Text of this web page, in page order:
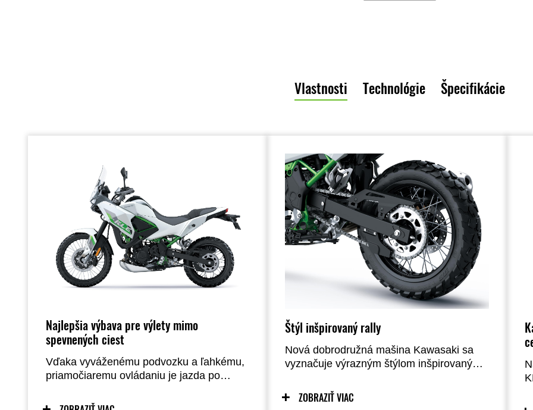
Vlastnosti Technológie Špecifikácie
Najlepšia výbava pre výlety mimo
spevnených ciest
Vďaka vyváženému podvozku a ľahkému,
priamočiaremu ovládaniu je jazda po
z jazdy. Premyslená jazdecká poloha
Štýl inšpirovaný rally
Nová dobrodružná mašina Kawasaki sa
vyznačuje výrazným štýlom inšpirovaným
pripravený na jazdu v teréne aj na
pohodlnú jazdu po diaľnici. Kombinácia
ZOBRAZIŤ VIAC